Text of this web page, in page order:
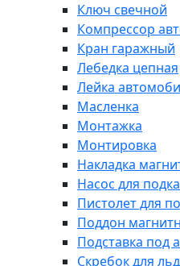
Ключ свечной
Компрессор
Кран гаражный
Лебедка цепная
Лейка
Масленка
Монтажка
Монтировка
Накладка
Насос для
Пистолет для
Поддон
Подставка под
Скребок для